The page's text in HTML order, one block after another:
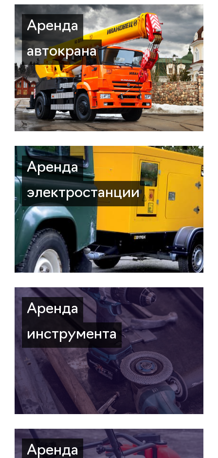
Аренда
автокрана
Аренда
электростанции
Аренда
инструмента
Аренда